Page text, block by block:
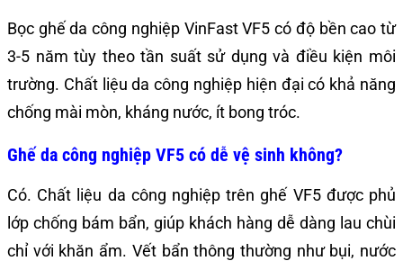
Bọc ghế da công nghiệp VinFast VF5 có độ bền cao từ
3-5 năm tùy theo tần suất sử dụng và điều kiện môi
trường. Chất liệu da công nghiệp hiện đại có khả năng
chống mài mòn, kháng nước, ít bong tróc.
Ghế da công nghiệp VF5 có dễ vệ sinh không?
Có. Chất liệu da công nghiệp trên ghế VF5 được phủ
lớp chống bám bẩn, giúp khách hàng dễ dàng lau chùi
chỉ với khăn ẩm. Vết bẩn thông thường như bụi, nước